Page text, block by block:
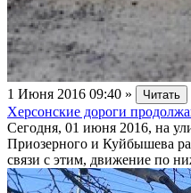
1 Июня 2016 09:40 » Читать
Херсонские дороги
Сегодня, 01 июня 2016, на
Приозерного и Куйбышева
связи с этим, движение по